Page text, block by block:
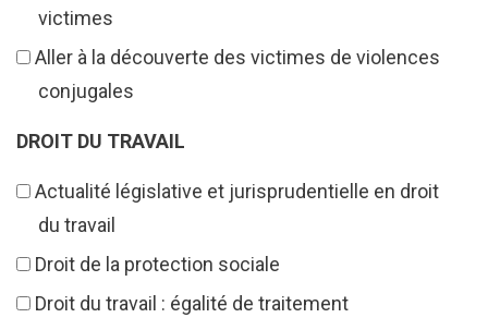
victimes
Aller à la découverte des victimes de violences
conjugales
DROIT DU TRAVAIL
Actualité législative et jurisprudentielle en droit
du travail
Droit de la protection sociale
Droit du travail : égalité de traitement